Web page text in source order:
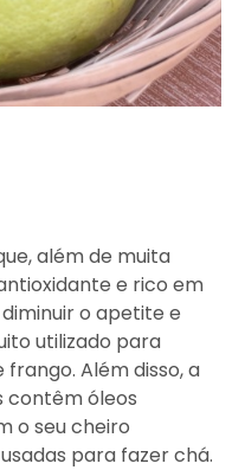
além de muita
e rico em
o apetite e
utilizado para
Além disso, a
contêm óleos
o seu cheiro
para fazer chá.